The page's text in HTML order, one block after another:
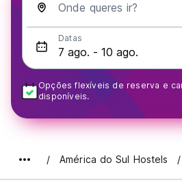
Onde queres ir?
Datas
Opções flexíveis de reserva e
disponíveis.
América do Sul Hostels